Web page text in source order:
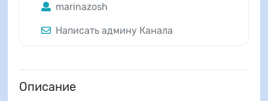
marinazosh
Написать админу Канала
Описание